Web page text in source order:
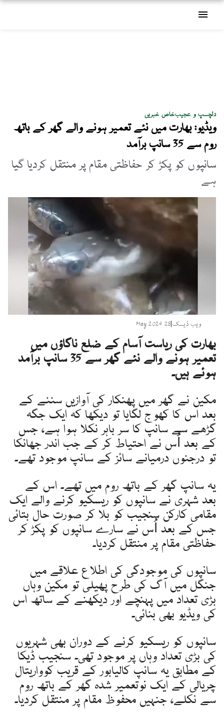
menu
دلچسپ و عجیبخاص خبریں
ویڈیو: بھارت میں نئے تعمیر ہونے والے گھر کے باتھ
روم سے 35 سانپ برآمد
سانپوں کو پکڑ کر حفاظتی مقام پر منتقل کردیا گیا
ہے
ویب ڈیسک 28 May 2024
بھارت کی ریاست آسام کے ضلع ناگاؤں میں
تعمیر ہونے والے نئے گھر سے 35 سانپ برآمد
ہوئے ہیں۔
مکین نے گھر میں پھنکار کی آوازیں سننے کے
بعد اس کا کھوج لگایا تو دیکھا کہ ایک جگہ
گڑھے سے سانپ کا سر باہر نکلا ہوا ہے، جس
کے بعد اُس نے احتیاط کر کے جب اندر جھانکا
تو درجنوں درمیانے سائز کے سانپ موجود تھے۔
یہ سانپ گھر کے باتھ روم میں تھے۔ اس کے
بعد شہری نے سانپوں کو ریسکیو کرنے والے ایک
مقامی کارکن سنجیب کو بلا کر صورت حال بتائی
جس کے بعد اُس نے سارے سانپوں کو پکڑ کر
حفاظتی مقام پر منتقل کردیا۔
سانپوں کی موجودگی کی اطلاع علاقے میں
جنگل میں آگ کی طرح پھیلی تو مکین وہاں
بڑی تعداد میں پہنچے اور دیکھنے کے ساتھ اس
کی ویڈیو بھی بنائی۔
سانپوں کو ریسکیو کرنے کے دوران بھی شہریوں
کی بڑی تعداد وہاں پر موجود تھی۔ سنجیب ڈیکا
کے مطابق یہ سانپ کالیابور کے قریب کوواریتال
چریالی کے ایک نوتعمیر شدہ گھر کے باتھ روم
سے نکلے، جنہیں محفوظ مقام پر منتقل کردیا۔